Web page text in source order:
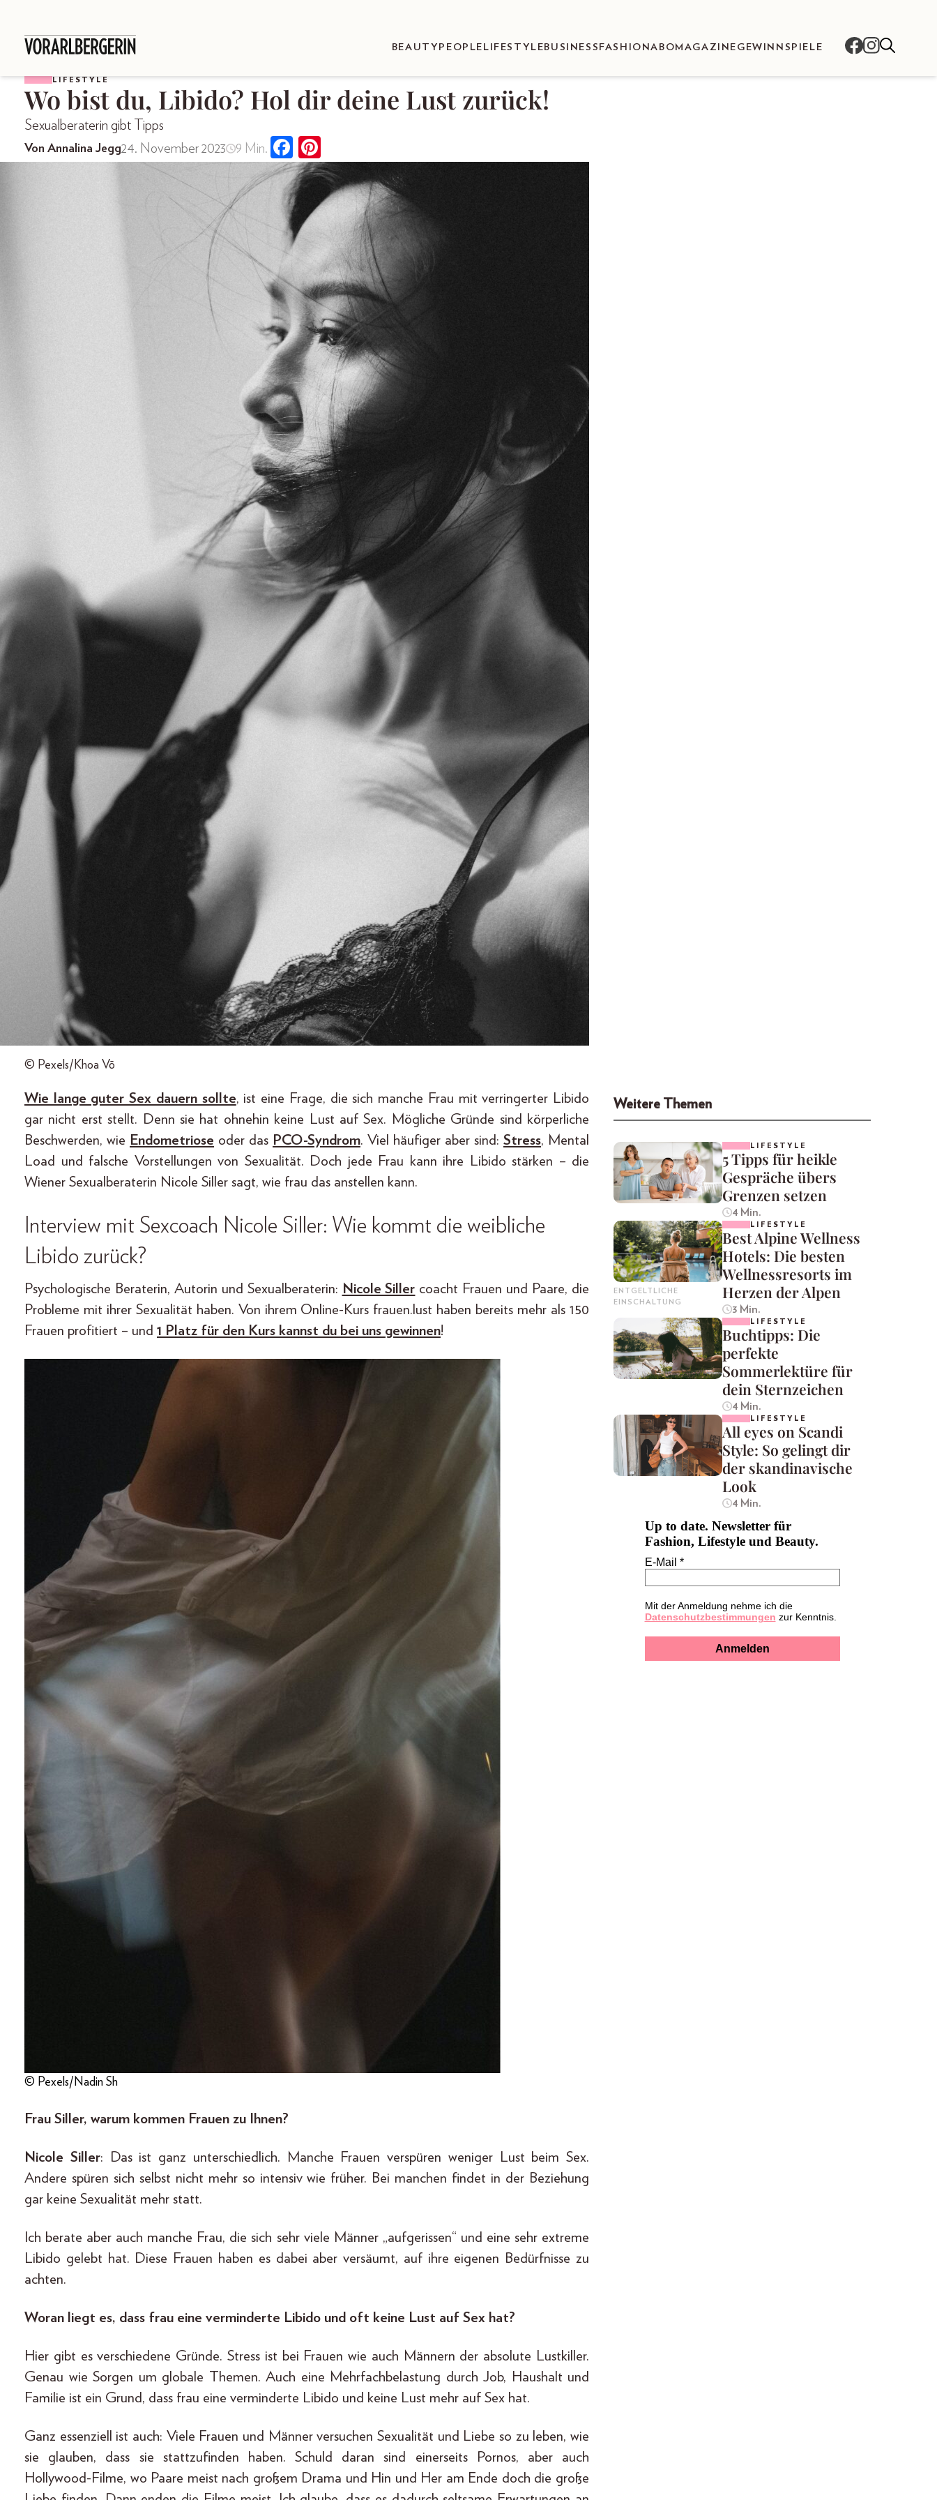
BEAUTY PEOPLE LIFESTYLEBUSINESS FASHIONABOMAGAZINE GEWINNSPIELE
LIFESTYLE
Wo bist du, Libido? Hol dir deine Lust zurück!
Sexualberaterin gibt Tipps
Von Annalina Jegg24. November 2023 9 Min.
© Pexels/Khoa Võ
Wie lange guter Sex dauern sollte, ist eine Frage, die sich manche Frau mit verringerter Libido
gar nicht erst stellt. Denn sie hat ohnehin keine Lust auf Sex. Mögliche Gründe sind körperliche
Beschwerden, wie Endometriose oder das PCO-Syndrom. Viel häufiger aber sind: Stress, Mental
Load und falsche Vorstellungen von Sexualität. Doch jede Frau kann ihre Libido stärken – die
Wiener Sexualberaterin Nicole Siller sagt, wie frau das anstellen kann.
Interview mit Sexcoach Nicole Siller: Wie kommt die weibliche
Libido zurück?
Psychologische Beraterin, Autorin und Sexualberaterin: Nicole Siller coacht Frauen und Paare, die
Probleme mit ihrer Sexualität haben. Von ihrem Online-Kurs frauen.lust haben bereits mehr als 150
Frauen profitiert – und 1 Platz für den Kurs kannst du bei uns gewinnen!
© Pexels/Nadin Sh
Frau Siller, warum kommen Frauen zu Ihnen?
Nicole Siller: Das ist ganz unterschiedlich. Manche Frauen verspüren weniger Lust beim Sex.
Andere spüren sich selbst nicht mehr so intensiv wie früher. Bei manchen findet in der Beziehung
gar keine Sexualität mehr statt.
Ich berate aber auch manche Frau, die sich sehr viele Männer „aufgerissen“ und eine sehr extreme
Libido gelebt hat. Diese Frauen haben es dabei aber versäumt, auf ihre eigenen Bedürfnisse zu
achten.
Woran liegt es, dass frau eine verminderte Libido und oft keine Lust auf Sex hat?
Hier gibt es verschiedene Gründe. Stress ist bei Frauen wie auch Männern der absolute Lustkiller.
Genau wie Sorgen um globale Themen. Auch eine Mehrfachbelastung durch Job, Haushalt und
Familie ist ein Grund, dass frau eine verminderte Libido und keine Lust mehr auf Sex hat.
Ganz essenziell ist auch: Viele Frauen und Männer versuchen Sexualität und Liebe so zu leben, wie
sie glauben, dass sie stattzufinden haben. Schuld daran sind einerseits Pornos, aber auch
Hollywood-Filme, wo Paare meist nach großem Drama und Hin und Her am Ende doch die große
Weitere Themen
LIFESTYLE
5 Tipps für heikle
Gespräche übers
Grenzen setzen
4 Min.
ENTGELTLICHE
EINSCHALTUNG
LIFESTYLE
Best Alpine Wellness
Hotels: Die besten
Wellnessresorts im
Herzen der Alpen
3 Min.
LIFESTYLE
Buchtipps: Die
perfekte
Sommerlektüre für
dein Sternzeichen
4 Min.
LIFESTYLE
All eyes on Scandi
Style: So gelingt dir
der skandinavische
Look
4 Min.